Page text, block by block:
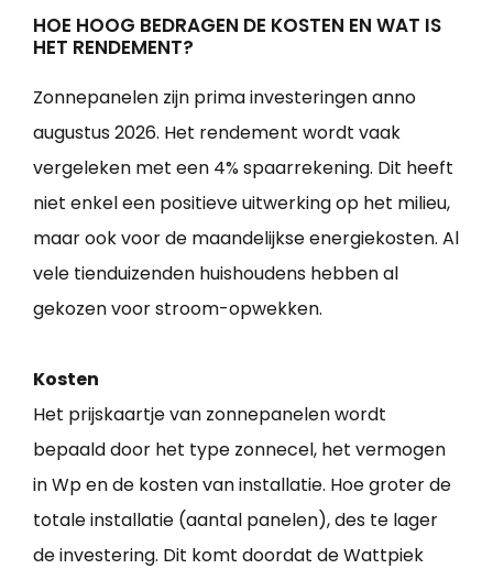
HOE HOOG BEDRAGEN DE KOSTEN EN WAT IS
HET RENDEMENT?
Zonnepanelen zijn prima investeringen anno
augustus 2026. Het rendement wordt vaak
vergeleken met een 4% spaarrekening. Dit heeft
niet enkel een positieve uitwerking op het milieu,
maar ook voor de maandelijkse energiekosten. Al
vele tienduizenden huishoudens hebben al
gekozen voor stroom-opwekken.
Kosten
Het prijskaartje van zonnepanelen wordt
bepaald door het type zonnecel, het vermogen
in Wp en de kosten van installatie. Hoe groter de
totale installatie (aantal panelen), des te lager
de investering. Dit komt doordat de Wattpiek